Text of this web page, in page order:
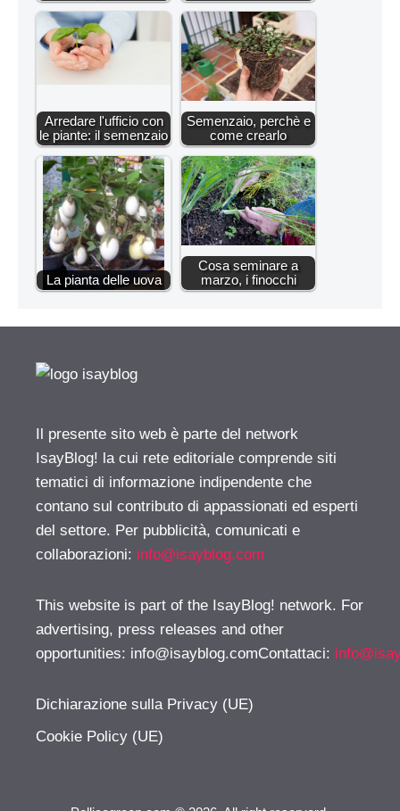
Arredare l'ufficio con
le piante: il semenzaio
Semenzaio, perchè e
come crearlo
La pianta delle uova
Cosa seminare a
marzo, i finocchi
Il presente sito web è parte del network
IsayBlog! la cui rete editoriale comprende siti
tematici di informazione indipendente che
contano sul contributo di appassionati ed esperti
del settore. Per pubblicità, comunicati e
collaborazioni: info@isayblog.com
This website is part of the IsayBlog! network. For
advertising, press releases and other
opportunities: info@isayblog.comContattaci:
Dichiarazione sulla Privacy (UE)
Cookie Policy (UE)